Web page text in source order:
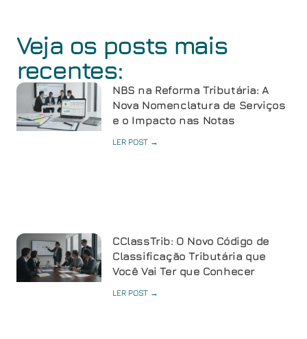
Veja os posts mais
recentes:
NBS na Reforma Tributária: A
Nova Nomenclatura de Serviços
e o Impacto nas Notas
LER POST →
CClassTrib: O Novo Código de
Classificação Tributária que
Você Vai Ter que Conhecer
LER POST →